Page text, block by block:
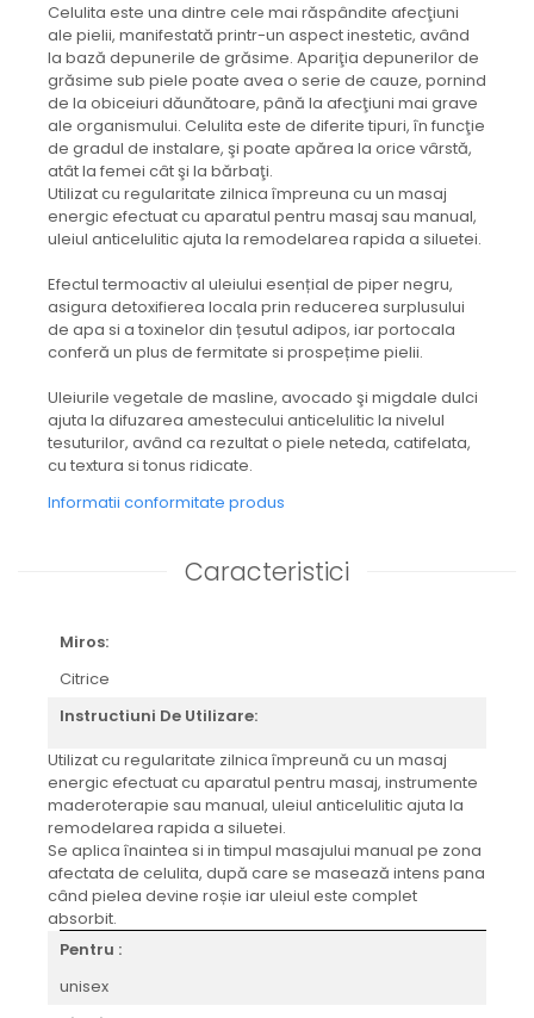
Celulita este una dintre cele mai răspândite afecţiuni
ale pielii, manifestată printr-un aspect inestetic, având
la bază depunerile de grăsime. Apariţia depunerilor de
grăsime sub piele poate avea o serie de cauze, pornind
de la obiceiuri dăunătoare, până la afecţiuni mai grave
ale organismului. Celulita este de diferite tipuri, în funcţie
de gradul de instalare, şi poate apărea la orice vârstă,
atât la femei cât şi la bărbaţi.
Utilizat cu regularitate zilnica împreuna cu un masaj
energic efectuat cu aparatul pentru masaj sau manual,
uleiul anticelulitic ajuta la remodelarea rapida a siluetei.
Efectul termoactiv al uleiului esențial de piper negru,
asigura detoxifierea locala prin reducerea surplusului
de apa si a toxinelor din țesutul adipos, iar portocala
conferă un plus de fermitate si prospețime pielii.
Uleiurile vegetale de masline, avocado şi migdale dulci
ajuta la difuzarea amestecului anticelulitic la nivelul
tesuturilor, având ca rezultat o piele neteda, catifelata,
cu textura si tonus ridicate.
Informatii conformitate produs
Caracteristici
Miros:
Citrice
Instructiuni De Utilizare:
Utilizat cu regularitate zilnica împreună cu un masaj
energic efectuat cu aparatul pentru masaj, instrumente
maderoterapie sau manual, uleiul anticelulitic ajuta la
remodelarea rapida a siluetei.
Se aplica înaintea si in timpul masajului manual pe zona
afectata de celulita, după care se masează intens pana
când pielea devine roșie iar uleiul este complet
absorbit.
Pentru :
unisex